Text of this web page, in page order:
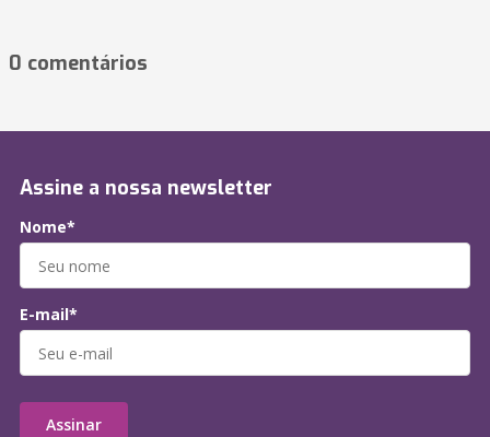
0 comentários
Assine a nossa newsletter
Nome*
E-mail*
Assinar